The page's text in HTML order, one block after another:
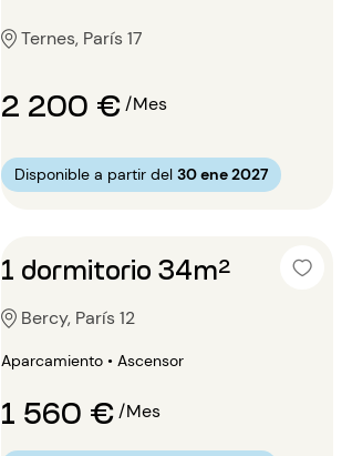
Ternes, París 17
2 200 €/Mes
Disponible a partir del 30 ene 2027
1 dormitorio 34m²
Bercy, París 12
Aparcamiento • Ascensor
1 560 €/Mes